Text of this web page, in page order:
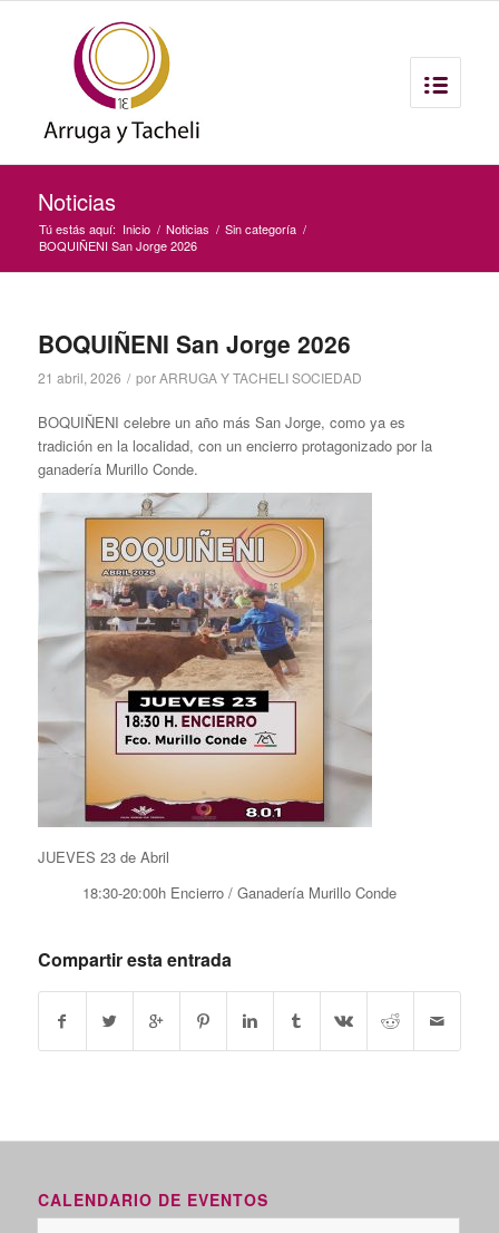
Noticias
Tú estás aquí: Inicio / Noticias / Sin categoría /
BOQUIÑENI San Jorge 2026
BOQUIÑENI San Jorge 2026
21 abril, 2026 / porARRUGA Y TACHELI SOCIEDAD
BOQUIÑENI celebre un año más San Jorge, como ya es
tradición en la localidad, con un encierro protagonizado por la
ganadería Murillo Conde.
JUEVES 23 de Abril
18:30-20:00h Encierro / Ganadería Murillo Conde
Compartir esta entrada
CALENDARIO DE EVENTOS